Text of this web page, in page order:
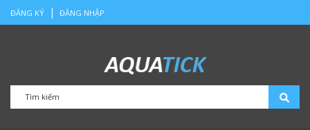
ĐĂNG KÝ | ĐĂNG NHẬP